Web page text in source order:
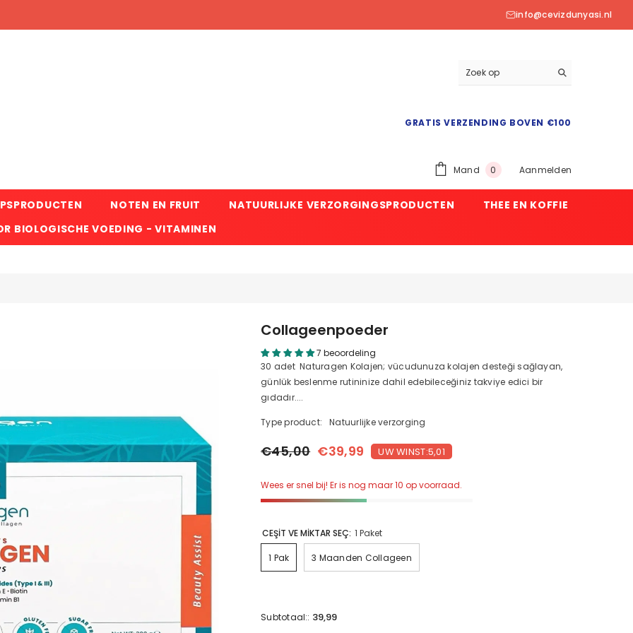
info@cevizdunyasi.nl
GRATIS VERZENDING BOVEN €100
Mand 0 0
Aanmelden
NOTEN EN FRUIT NATUURLIJKE VERZORGINGSPRODUCTEN
THEE EN KOFFIE
BIOLOGISCHE VOEDING - VITAMINEN
Collageenpoeder
7 beoordeling
30 adet Naturagen Kolajen; vücudunuza kolajen desteği sağlayan,
günlük beslenme rutininize dahil edebileceğiniz takviye edici bir
gıdadır....
Type product: Natuurlijke verzorging
€45,00 €39,99 UW WINST:5,01
Wees er snel bij! Er is nog maar 10 op voorraad.
CEŞİT VE MİKTAR SEÇ: 1 Paket
1 Pak 3 Maanden Collageen
Subtotaal:: 39,99